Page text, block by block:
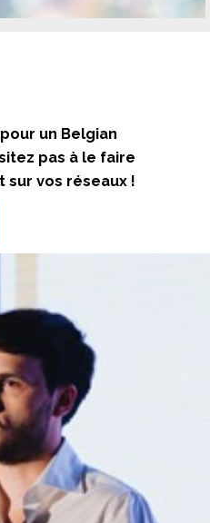
un Belgian
pas à le faire
vos réseaux !